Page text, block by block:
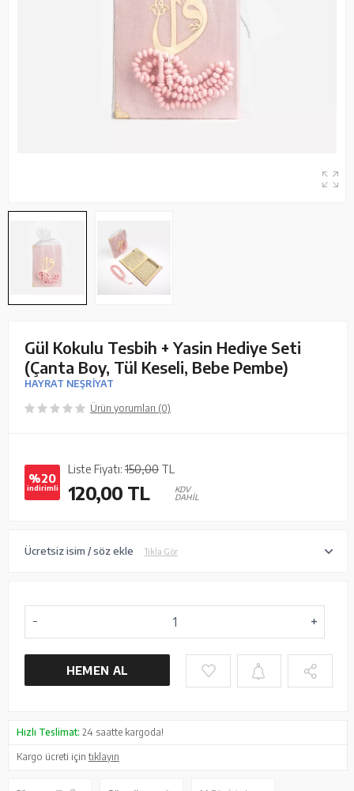
Gül Kokulu Tesbih + Yasin Hediye Seti
(Çanta Boy, Tül Keseli, Bebe Pembe)
HAYRAT NEŞRİYAT
Ürün yorumları (0)
%20
indirimli
Liste Fiyatı: 150,00 TL
120,00 TL
KDV
DAHİL
Ücretsiz isim / söz ekle Tıkla Gör
HEMEN AL
Hızlı Teslimat: 24 saatte kargoda!
Kargo ücreti içintıklayın